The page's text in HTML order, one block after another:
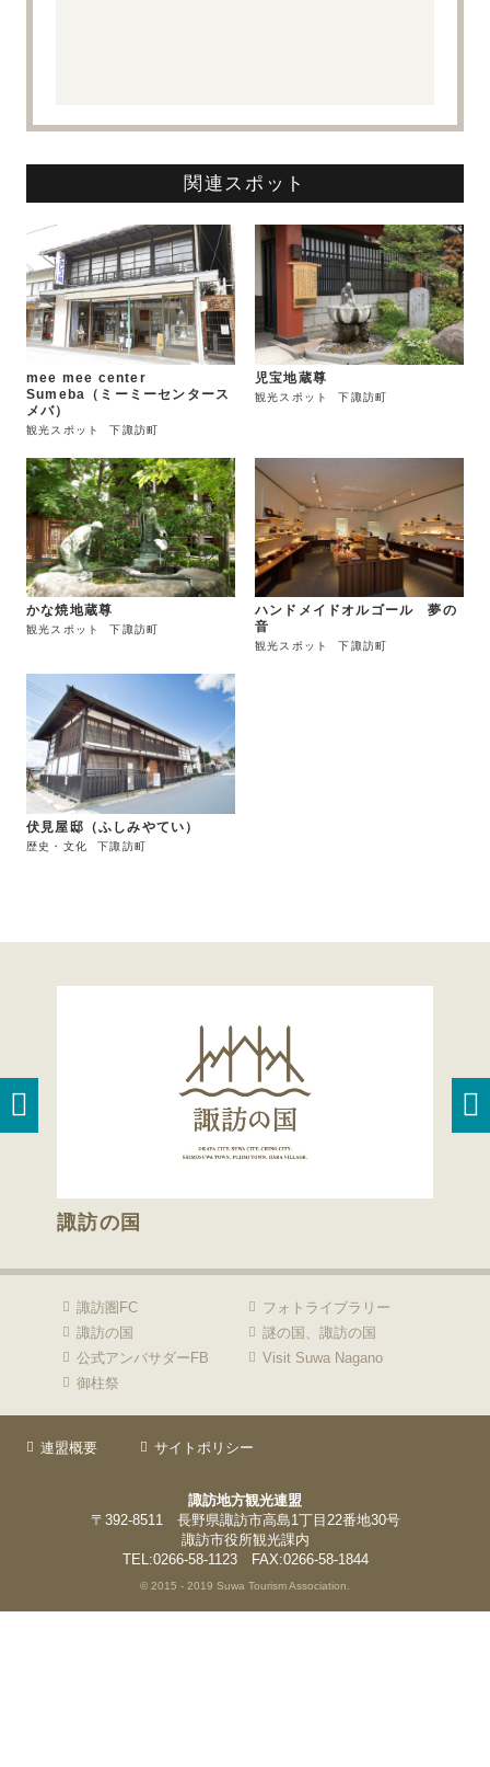
関連スポット
mee mee center
Sumeba（ミーミーセンタース
メバ）
観光スポット 下諏訪町
児宝地蔵尊
観光スポット 下諏訪町
かな焼地蔵尊
観光スポット 下諏訪町
ハンドメイドオルゴール 夢の
音
観光スポット 下諏訪町
伏見屋邸（ふしみやてい）
歴史・文化 下諏訪町
諏訪の国
諏訪圏FC
フォトライブラリー
諏訪の国
謎の国、諏訪の国
公式アンバサダーFB
Visit Suwa Nagano
御柱祭
連盟概要 サイトポリシー
諏訪地方観光連盟
〒392-8511 長野県諏訪市高島1丁目22番地30号
諏訪市役所観光課内
TEL:0266-58-1123 FAX:0266-58-1844
© 2015 - 2019 Suwa Tourism Association.